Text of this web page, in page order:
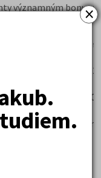
×
významným
na lékařské fakulty
za bonusovou cenu
balíčku, v hodnotě 150
nepřijetí na VŠ v